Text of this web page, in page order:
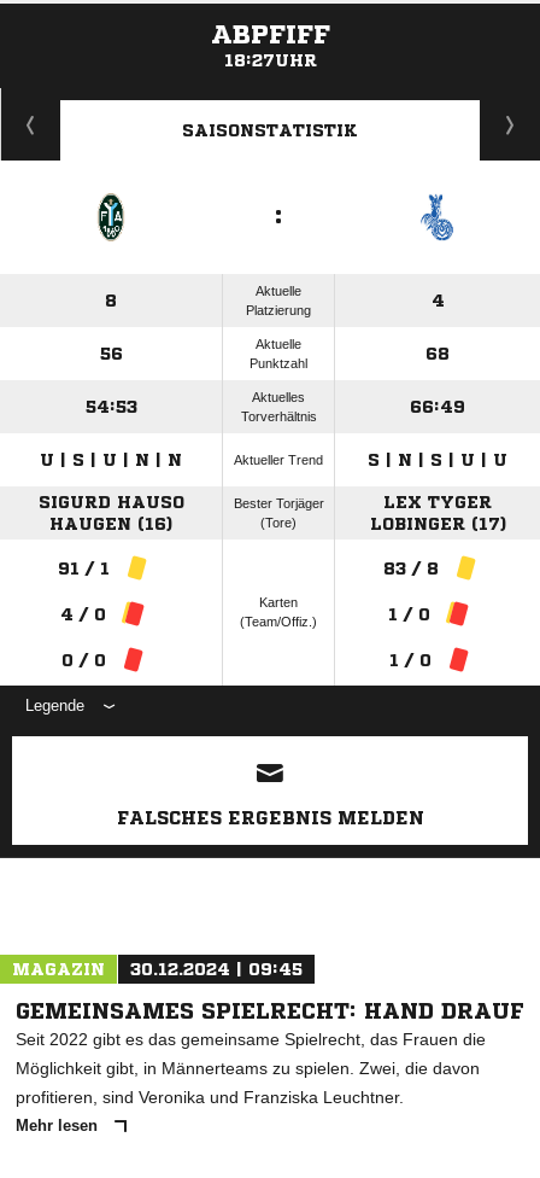
ABPFIFF
18:27UHR
ANZEIGE
SAISONSTATISTIK
:
8
Aktuelle
Platzierung
4
56
Aktuelle
Punktzahl
68
54:53
Aktuelles
Torverhältnis
66:49
U | S | U | N | N Aktueller Trend S | N | S | U | U
SIGURD HAUSO
HAUGEN (16)
Bester Torjäger
(Tore)
LEX TYGER
LOBINGER (17)
91 / 1
4 / 0
0 / 0
Karten
(Team/Offiz.)
83 / 8
1 / 0
1 / 0
Legende
ANZEIGE
FALSCHES ERGEBNIS MELDEN
MAGAZIN 30.12.2024 | 09:45
GEMEINSAMES SPIELRECHT: HAND DRAUF
Seit 2022 gibt es das gemeinsame Spielrecht, das Frauen die
Möglichkeit gibt, in Männerteams zu spielen. Zwei, die davon
profitieren, sind Veronika und Franziska Leuchtner.
Mehr lesen